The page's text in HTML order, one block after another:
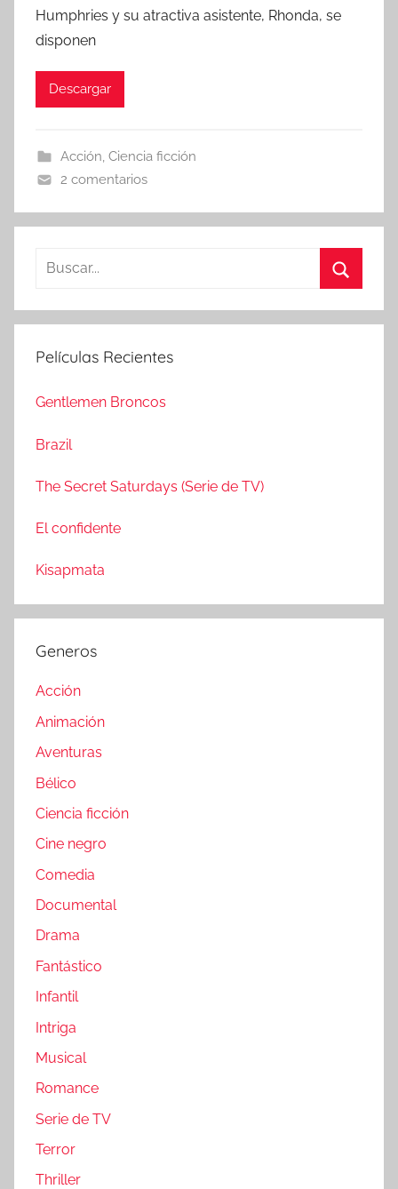
Humphries y su atractiva asistente, Rhonda, se
disponen
Descargar
Acción, Ciencia ficción
2 comentarios
s
a
:
u
Películas Recientes
Gentlemen Broncos
Brazil
The Secret Saturdays (Serie de TV)
El confidente
Kisapmata
Generos
Acción
Animación
Aventuras
Bélico
Ciencia ficción
Cine negro
Comedia
Documental
Drama
Fantástico
Infantil
Intriga
Musical
Romance
Serie de TV
Terror
Thriller